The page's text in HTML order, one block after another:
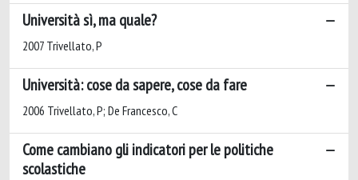
Università sì, ma quale?
2007 Trivellato, P
Università: cose da sapere, cose da fare
2006 Trivellato, P; De Francesco, C
Come cambiano gli indicatori per le politiche
scolastiche